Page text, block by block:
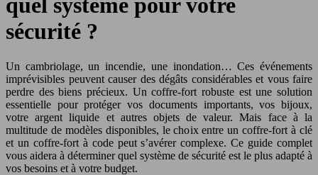
quel système pour votre
sécurité ?
Un cambriolage, un incendie, une inondation… Ces événements
imprévisibles peuvent causer des dégâts considérables et vous faire
perdre des biens précieux. Un coffre-fort robuste est une solution
essentielle pour protéger vos documents importants, vos bijoux,
votre argent liquide et autres objets de valeur. Mais face à la
multitude de modèles disponibles, le choix entre un coffre-fort à clé
et un coffre-fort à code peut s’avérer complexe. Ce guide complet
vous aidera à déterminer quel système de sécurité est le plus adapté à
vos besoins et à votre budget.